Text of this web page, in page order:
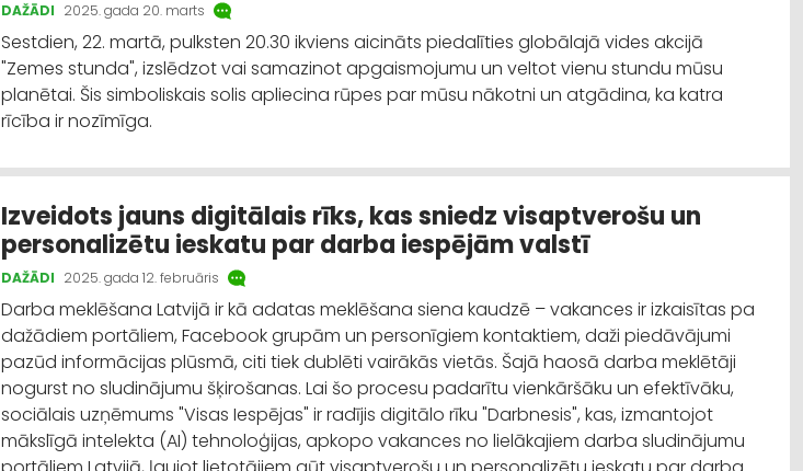
DAŽĀDI 2025. gada 20. marts
Sestdien, 22. martā, pulksten 20.30 ikviens aicināts piedalīties globālajā vides akcijā
"Zemes stunda", izslēdzot vai samazinot apgaismojumu un veltot vienu stundu mūsu
planētai. Šis simboliskais solis apliecina rūpes par mūsu nākotni un atgādina, ka katra
rīcība ir nozīmīga.
Izveidots jauns digitālais rīks, kas sniedz visaptverošu un
personalizētu ieskatu par darba iespējām valstī
DAŽĀDI 2025. gada 12. februāris
Darba meklēšana Latvijā ir kā adatas meklēšana siena kaudzē – vakances ir izkaisītas pa
dažādiem portāliem, Facebook grupām un personīgiem kontaktiem, daži piedāvājumi
pazūd informācijas plūsmā, citi tiek dublēti vairākās vietās. Šajā haosā darba meklētāji
nogurst no sludinājumu šķirošanas. Lai šo procesu padarītu vienkāršāku un efektīvāku,
sociālais uzņēmums "Visas Iespējas" ir radījis digitālo rīku "Darbnesis", kas, izmantojot
mākslīgā intelekta (AI) tehnoloģijas, apkopo vakances no lielākajiem darba sludinājumu